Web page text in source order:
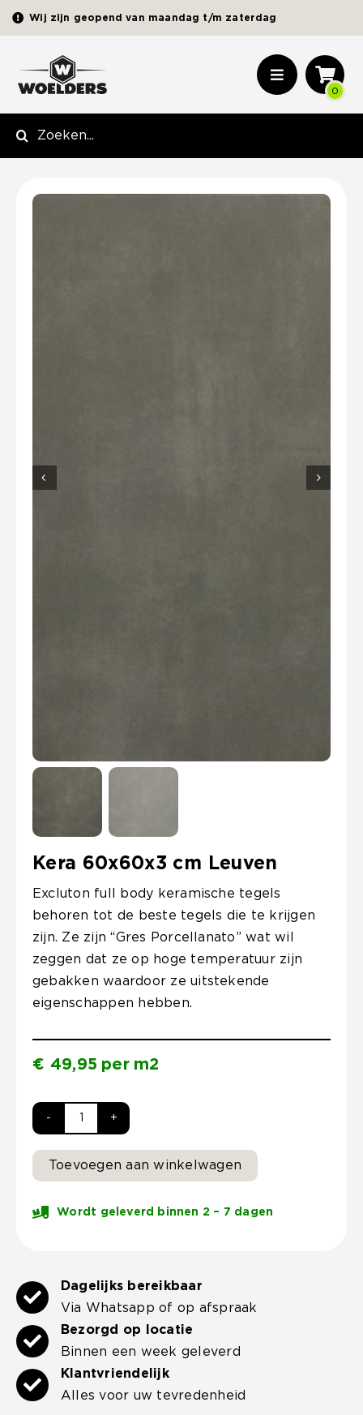
Ga
Wij zijn geopend van maandag t/m zaterdag
Toggle
Navigation
Sierbestrating
Terrastegels
Opsluitbanden | Elementen
Tuininspiratie
0
Zoeken
Kera 60x60x3 cm Leuven
Excluton full body keramische tegels
behoren tot de beste tegels die te krijgen
zijn. Ze zijn “Gres Porcellanato” wat wil
zeggen dat ze op hoge temperatuur zijn
gebakken waardoor ze uitstekende
eigenschappen hebben.
€ 49,95 per m2
60x60x3
cm
aantal
Toevoegen aan winkelwagen
Wordt geleverd binnen 2 – 7 dagen
Dagelijks bereikbaar
Via Whatsapp of op afspraak
Bezorgd op locatie
Binnen een week geleverd
Klantvriendelijk
Alles voor uw tevredenheid